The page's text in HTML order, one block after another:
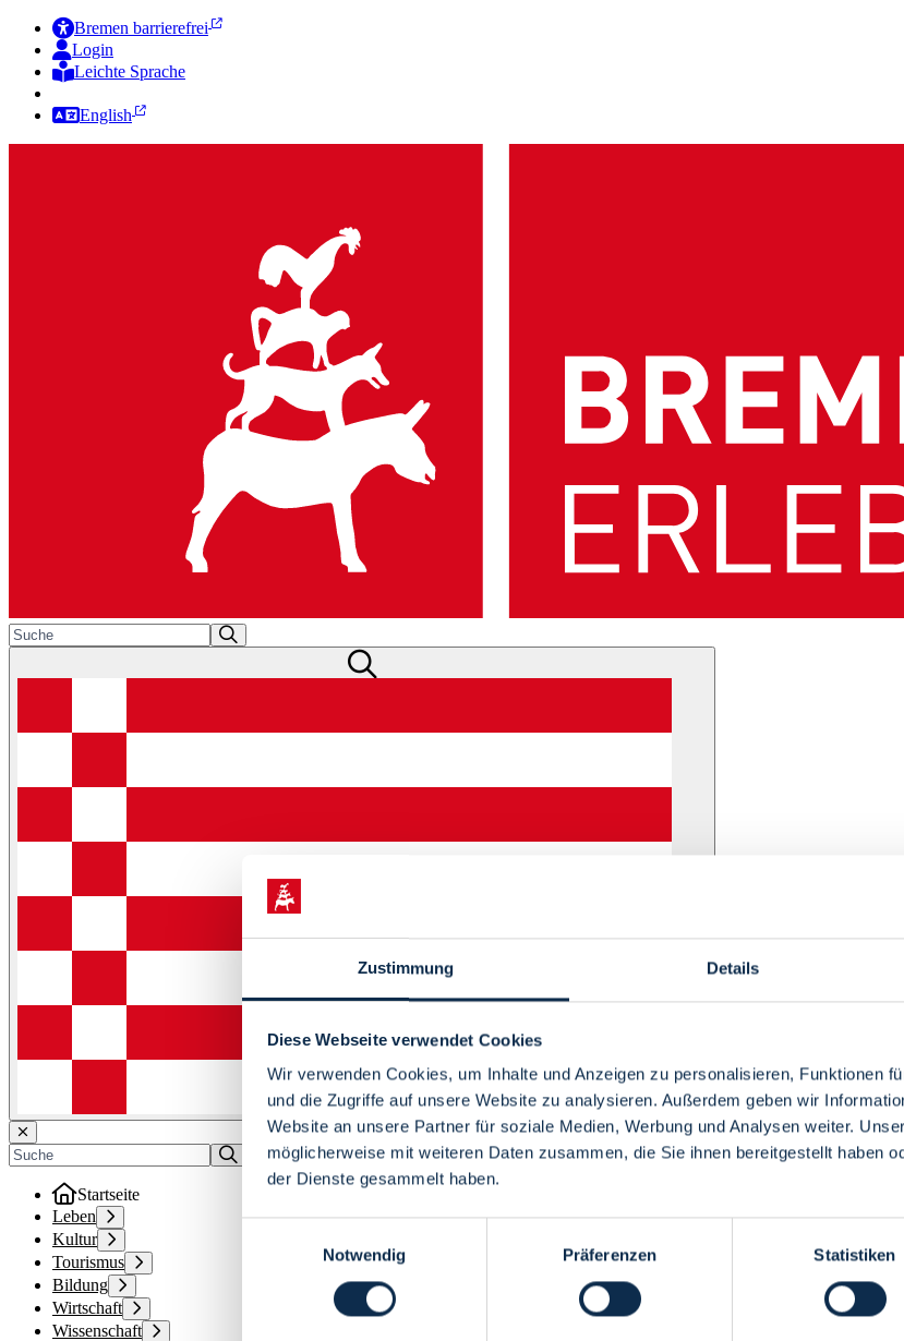
Zustimmung Details
Diese Webseite verwendet Cookies
Wir verwenden Cookies, um Inhalte und Anzeigen zu personalisieren, Funktionen
und die Zugriffe auf unsere Website zu analysieren. Außerdem geben wir
Website an unsere Partner für soziale Medien, Werbung und Analysen weiter.
möglicherweise mit weiteren Daten zusammen, die Sie ihnen bereitgestellt haben
der Dienste gesammelt haben.
Notwendig
Präferenzen Statistiken
Bremen barrierefrei
Login
Leichte Sprache
English
Menü
Startseite
Leben
Kultur
Tourismus
Bildung
Wirtschaft
Wissenschaft